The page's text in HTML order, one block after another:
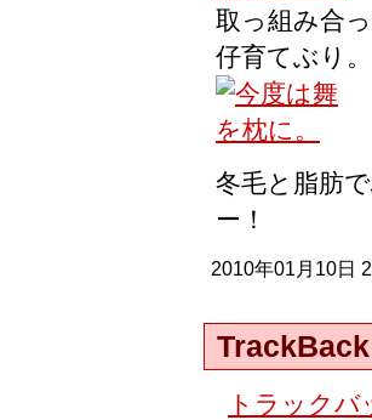
取っ組み合
仔育てぶり。
冬毛と脂肪
ー！
2010年01月10日
TrackBack
トラックバ